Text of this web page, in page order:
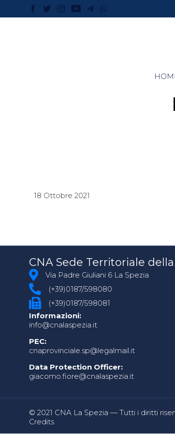
18 Ottobre 2021
CNA Sede Territoriale della
Via Padre Giuliani 6 La Spezia
(+39)0187/598080
(+39)0187/598081
Informazioni:
info@cnalaspezia.it
PEC:
cnaprovinciale.sp@legalmail.it
Data Protection Officer:
giacomo.fiore@cnalaspezia.it
© 2021 CNA La Spezia — Tutti i diritti
Credits